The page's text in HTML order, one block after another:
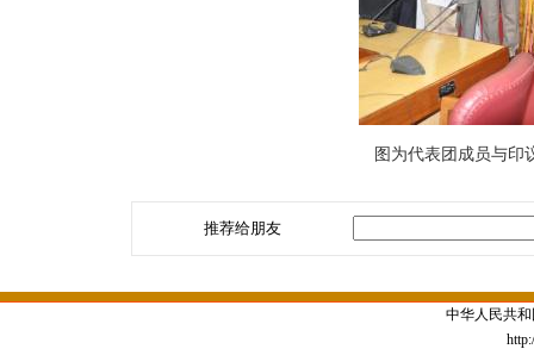
图为代表团成员与印
推荐给朋友
中华人民共